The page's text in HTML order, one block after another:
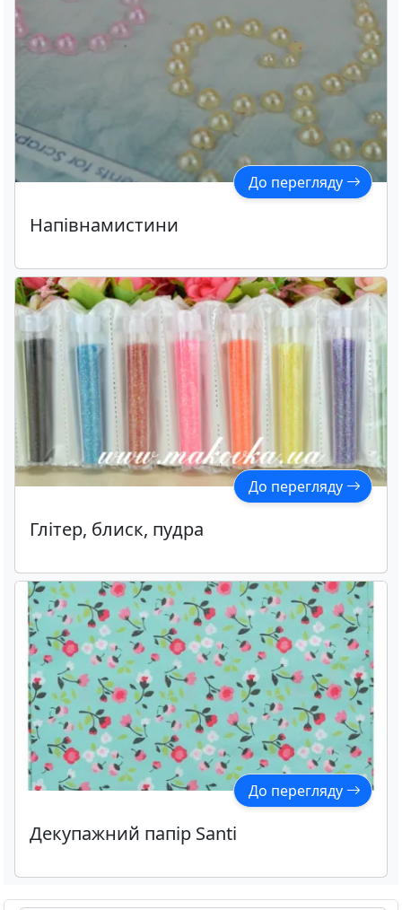
До перегляду
Напівнамистини
До перегляду
Глітер, блиск, пудра
До перегляду
Декупажний папір Santi